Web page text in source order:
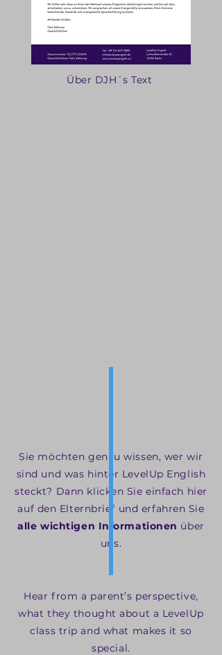
Über DJH´s Text
Sie möchten genau wissen, wer wir
sind und was hinter LevelUp English
steckt? Dann klicken Sie einfach hier
auf den Elternbrief und erfahren Sie
alle wichtigen Informationen über
uns.
Hear from a parent’s perspective,
what they thought about a LevelUp
class trip and what makes it so
special.